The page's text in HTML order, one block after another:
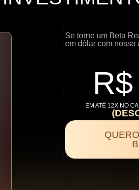
Se torne um Beta
em dólar com nosso
R$
EM ATÉ 12X NO
QUERO